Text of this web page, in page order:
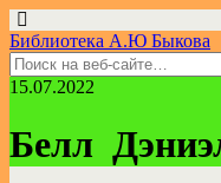
Библиотека А.Ю Быкова
15.07.2022
Белл